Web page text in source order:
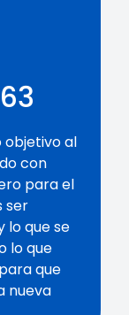
objetivo al
con
para el
ser
lo que se
lo que
que
nueva